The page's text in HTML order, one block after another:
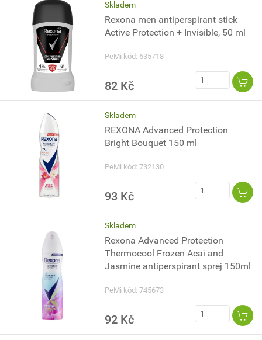
Skladem
Rexona men antiperspirant stick
Active Protection + Invisible, 50 ml
PeMi kód: 635718
82 Kč
Skladem
REXONA Advanced Protection
Bright Bouquet 150 ml
PeMi kód: 732130
93 Kč
Skladem
Rexona Advanced Protection
Thermocool Frozen Acai and
Jasmine antiperspirant sprej 150ml
PeMi kód: 745673
92 Kč